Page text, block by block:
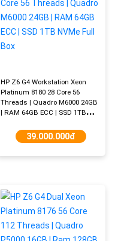
HP Z6 G4 Workstation Xeon
Platinum 8180 28 Core 56
Threads | Quadro M6000 24GB
| RAM 64GB ECC | SSD 1TB
39.000.000đ